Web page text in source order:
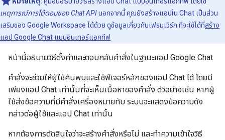
เหตุการณ์การโต้ตอบของ Chat APIนอกจากนี้ คุณยังสร้างแอปใน Chat เป็นส่วน
เสริมของ Google Workspace ได้ด้วย ดูข้อมูลเกี่ยวกับเฟรมเวิร์ก ที่จะใช้ได้ที่สร้าง
แอป Google Chat แบบอินเทอร์แอกทีฟ
หน้านี้อธิบายวิธีตั้งค่าและตอบกลับคำสั่งในฐานะแอป Google Chat
คำสั่งจะช่วยให้ผู้ใช้ค้นพบและใช้ฟีเจอร์หลักของแอป Chat ได้ โดยมี
เพียงแอป Chat เท่านั้นที่จะเห็นเนื้อหาของคำสั่ง ตัวอย่างเช่น หากผู้
ใช้ส่งข้อความที่มีคำสั่งเครื่องหมายทับ ระบบจะแสดงข้อความดัง
กล่าวต่อผู้ใช้และแอป Chat เท่านั้น
หากต้องการตัดสินใจว่าจะสร้างคำสั่งหรือไม่ และทำความเข้าใจวิธี